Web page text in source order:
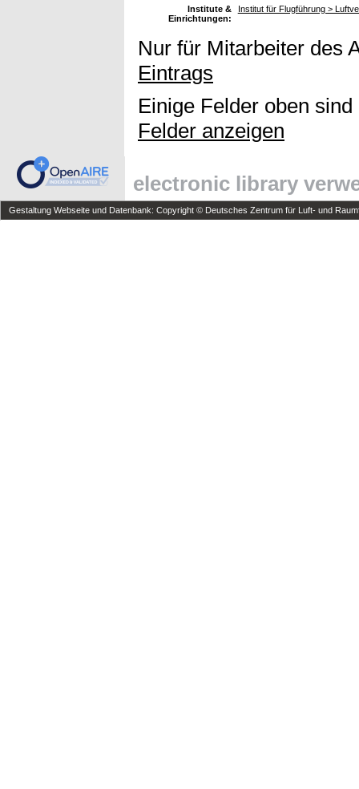
Institute &
Einrichtungen:
Institut für Flugführung >
Nur für Mitarbeiter des
Eintrags
Einige Felder oben
Felder anzeigen
electronic library
Gestaltung Webseite und Datenbank: Copyright © Deutsches Zentrum für Luft- und